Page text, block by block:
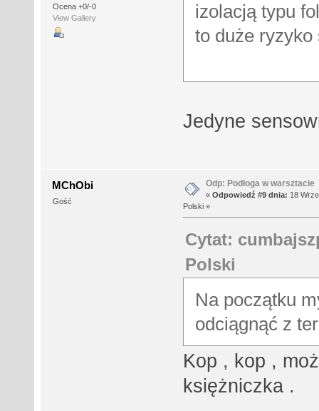
Ocena +0/-0
View Gallery
izolacją typu
to duże ryzyko
Jedyne
MChObi
Gość
Odp: Podłoga w warsztacie
« Odpowiedź #9 dnia: 18
Polski »
Cytat:
Polski
Na początku
odciągnąć z
Kop , kop ,
księżniczka .